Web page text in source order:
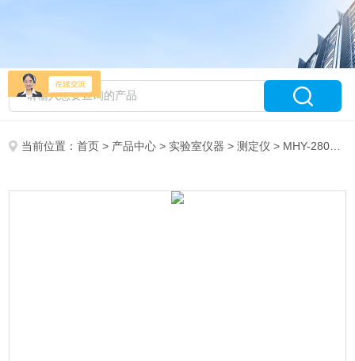
当前位置：首页 > 产品中心 > 实验室仪器 >测定仪 > MHY-28096石油产品倾点浊点测定仪